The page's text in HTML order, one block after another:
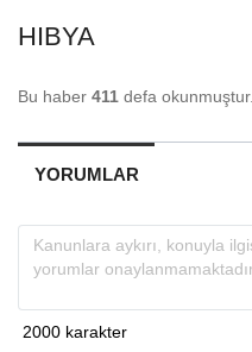
HIBYA
Bu haber 411 defa okunmuştur.
YORUMLAR